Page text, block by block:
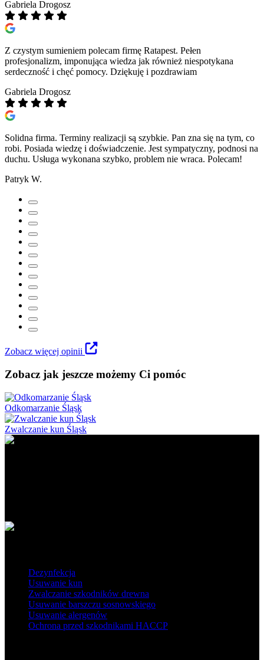
Gabriela Drogosz
Z czystym sumieniem polecam firmę Ratapest. Pełen
profesjonalizm, imponująca wiedza jak również niespotykana
serdeczność i chęć pomocy. Dziękuję i pozdrawiam
Gabriela Drogosz
Solidna firma. Terminy realizacji są szybkie. Pan zna się na tym, co
robi. Posiada wiedzę i doświadczenie. Jest sympatyczny, podnosi na
duchu. Usługa wykonana szybko, problem nie wraca. Polecam!
Patryk W.
Zobacz więcej opinii
Zobacz jak jeszcze możemy Ci pomóc
Odkomarzanie Śląsk
Zwalczanie kun Śląsk
Dezynfekcja
Usuwanie kun
Zwalczanie szkodników drewna
Usuwanie barszczu sosnowskiego
Usuwanie alergenów
Ochrona przed szkodnikami HACCP